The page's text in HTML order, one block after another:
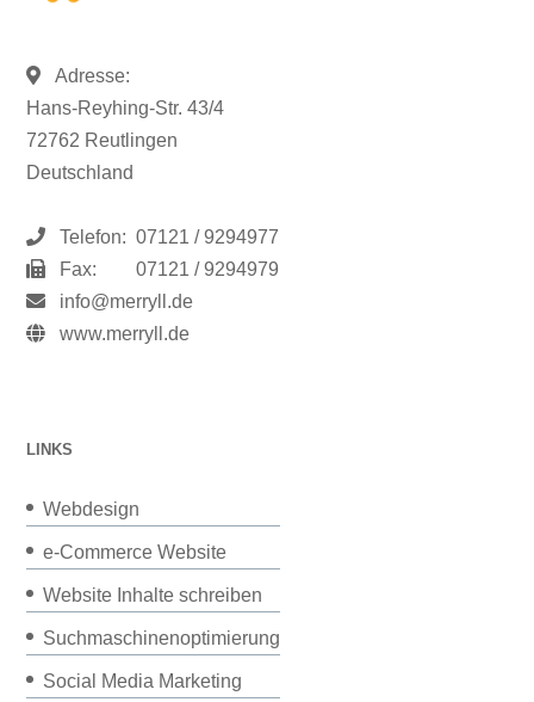
Adresse:
Hans-Reyhing-Str. 43/4
72762 Reutlingen
Deutschland
Telefon: 07121 / 9294977
Fax:
07121 / 9294979
info@merryll.de
www.merryll.de
LINKS
Webdesign
e-Commerce Website
Website Inhalte schreiben
Suchmaschinenoptimierung
Social Media Marketing